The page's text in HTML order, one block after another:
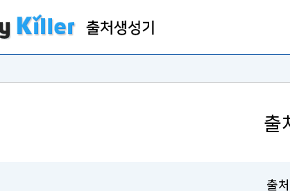
출
출